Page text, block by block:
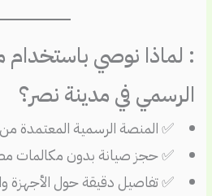
: لماذا نوصي
الرسمي في مدينة نصر؟
✅ المنصة الرسمية المعتمدة من
✅ حجز صيانة بدون مكالمات
✅ تفاصيل دقيقة حول الأجهزة